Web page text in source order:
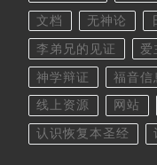
文档 无神论
李弟兄的见证 爱
神学辩证 福音信
线上资源 网站
认识恢复本圣经